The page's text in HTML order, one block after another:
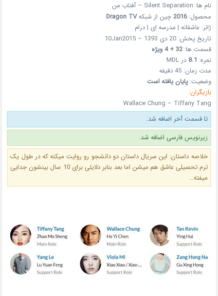
نام ها: Silent Separation – آفتاب من
محصول:2016چین از شبکهDragon TV
ژانر: عاشقانه | مدرسه ای | درام
تاریخ پخش: 20 دی 1393 – 10Jan2015
قسمت ها:32 + 4 ویژه
نمره: 8.1 در MDL
مدت زمان: 45 دقیقه
وضعیت:پایان یافته است
بازیگران:
Wallace Chung – Tiffany Tang
تا قسمت آخر اضافه شد.
زیرنویس فارسی اضافه شد.
خلاصه داستان: این سریال داستان دو دانشجو رو روایت میکنه که در طول یک
ترم تحصیلی عاشق هم میشن اما بعد بنابر دلایلی برای 10 سال بینشون جدایی
میفته…